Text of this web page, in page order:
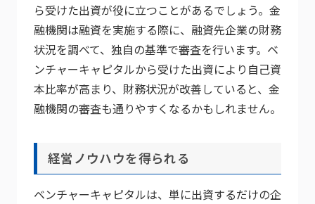
ら受けた出資が役に立つことがあるでしょう。金
融機関は融資を実施する際に、融資先企業の財務
状況を調べて、独自の基準で審査を行います。ベ
ンチャーキャピタルから受けた出資により自己資
本比率が高まり、財務状況が改善していると、金
融機関の審査も通りやすくなるかもしれません。
経営ノウハウを得られる
ベンチャーキャピタルは、単に出資するだけの企